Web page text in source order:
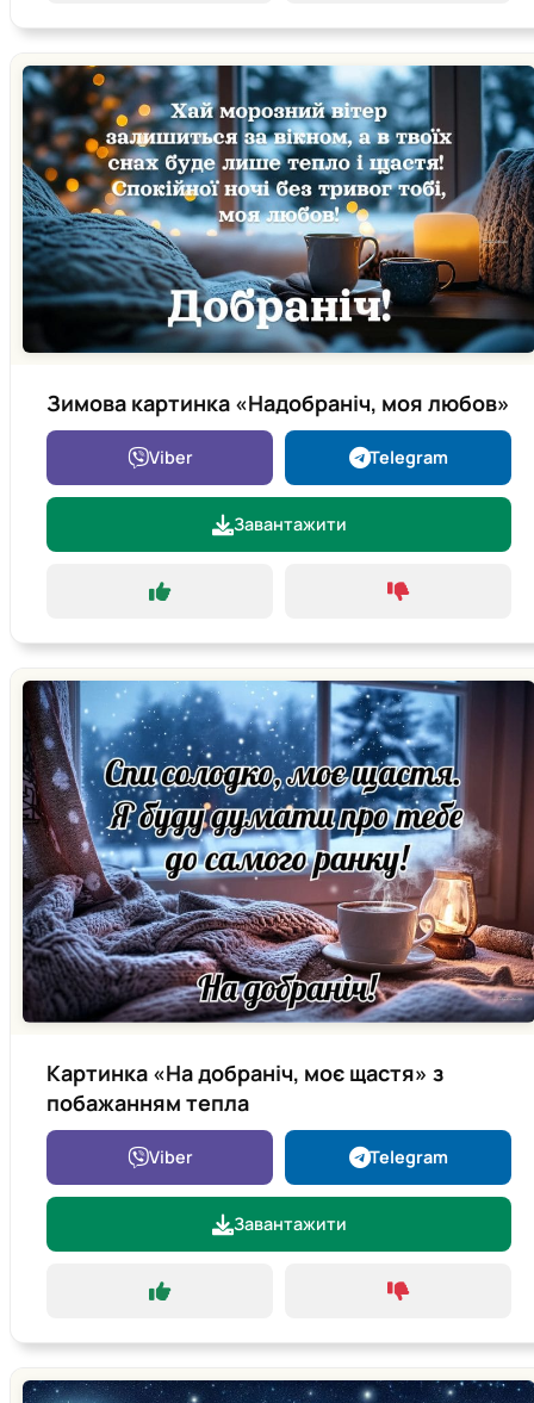
Зимова картинка «Надобраніч, моя любов»
Viber Telegram
Завантажити
Картинка «На добраніч, моє щастя» з
побажанням тепла
Viber Telegram
Завантажити